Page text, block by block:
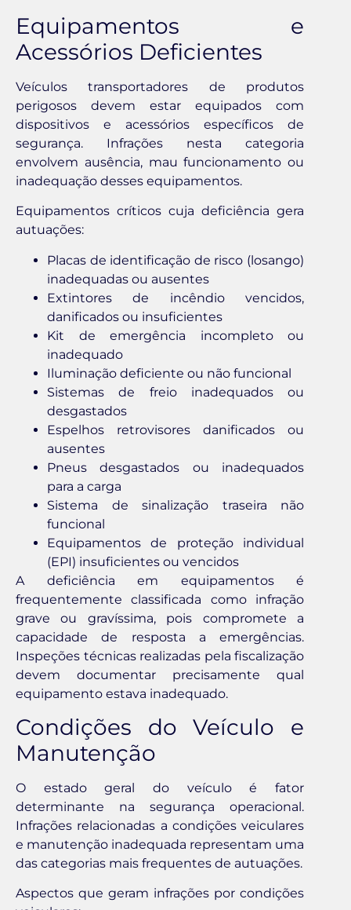
Equipamentos e
Acessórios Deficientes
Veículos transportadores de produtos
perigosos devem estar equipados com
dispositivos e acessórios específicos de
segurança. Infrações nesta categoria
envolvem ausência, mau funcionamento ou
inadequação desses equipamentos.
Equipamentos críticos cuja deficiência gera
autuações:
Placas de identificação de risco (losango)
inadequadas ou ausentes
Extintores de incêndio vencidos,
danificados ou insuficientes
Kit de emergência incompleto ou
inadequado
Iluminação deficiente ou não funcional
Sistemas de freio inadequados ou
desgastados
Espelhos retrovisores danificados ou
ausentes
Pneus desgastados ou inadequados
para a carga
Sistema de sinalização traseira não
funcional
Equipamentos de proteção individual
(EPI) insuficientes ou vencidos
A deficiência em equipamentos é
frequentemente classificada como infração
grave ou gravíssima, pois compromete a
capacidade de resposta a emergências.
Inspeções técnicas realizadas pela fiscalização
devem documentar precisamente qual
equipamento estava inadequado.
Condições do Veículo e
Manutenção
O estado geral do veículo é fator
determinante na segurança operacional.
Infrações relacionadas a condições veiculares
e manutenção inadequada representam uma
das categorias mais frequentes de autuações.
Aspectos que geram infrações por condições